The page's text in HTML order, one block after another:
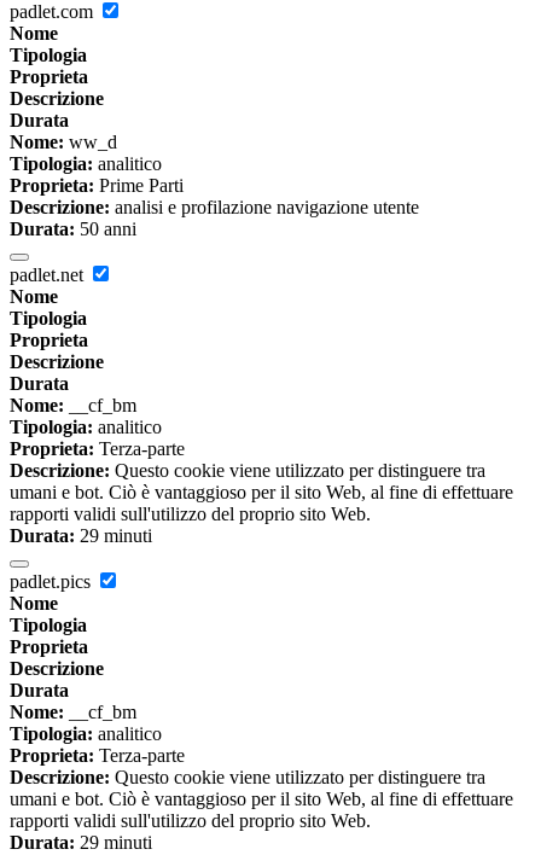
padlet.com
Nome
Tipologia
Proprieta
Descrizione
Durata
Nome: ww_d
Tipologia: analitico
Proprieta: Prime Parti
Descrizione: analisi e profilazione navigazione utente
Durata: 50 anni
padlet.net
Nome
Tipologia
Proprieta
Descrizione
Durata
Nome: __cf_bm
Tipologia: analitico
Proprieta: Terza-parte
Descrizione: Questo cookie viene utilizzato per distinguere tra
umani e bot. Ciò è vantaggioso per il sito Web, al fine di effettuare
rapporti validi sull'utilizzo del proprio sito Web.
Durata: 29 minuti
padlet.pics
Nome
Tipologia
Proprieta
Descrizione
Durata
Nome: __cf_bm
Tipologia: analitico
Proprieta: Terza-parte
Descrizione: Questo cookie viene utilizzato per distinguere tra
umani e bot. Ciò è vantaggioso per il sito Web, al fine di effettuare
rapporti validi sull'utilizzo del proprio sito Web.
Durata: 29 minuti